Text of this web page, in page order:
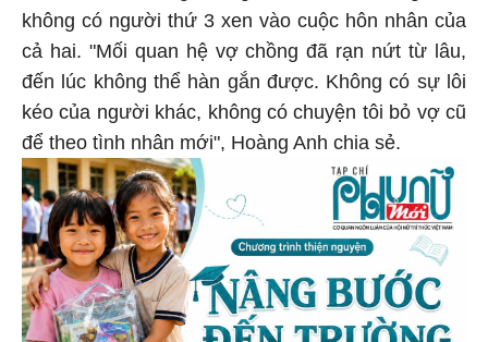
không có người thứ 3 xen vào cuộc hôn nhân của
cả hai. "Mối quan hệ vợ chồng đã rạn nứt từ lâu,
đến lúc không thể hàn gắn được. Không có sự lôi
kéo của người khác, không có chuyện tôi bỏ vợ cũ
để theo tình nhân mới", Hoàng Anh chia sẻ.